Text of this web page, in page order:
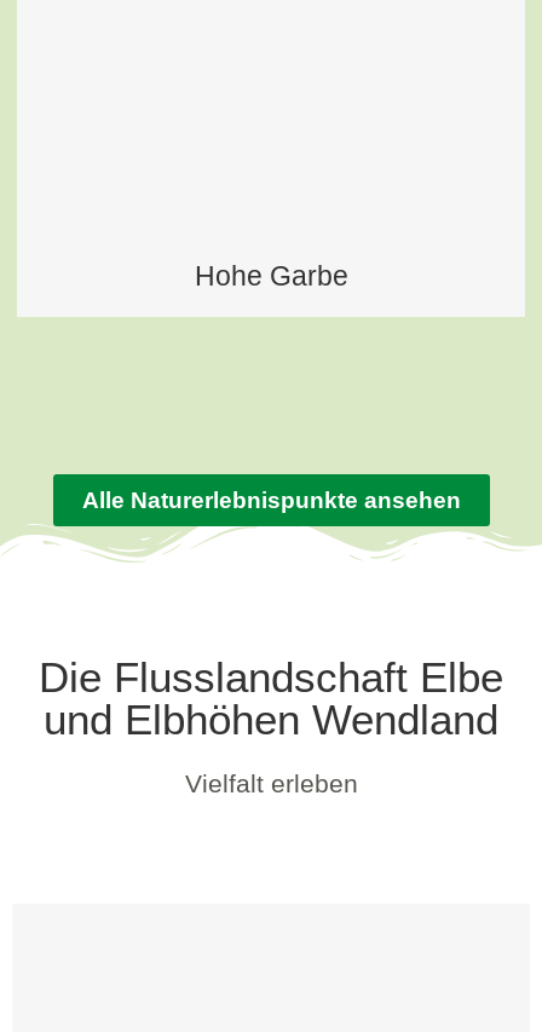
Hohe Garbe
Alle Naturerlebnispunkte ansehen
Die Flusslandschaft Elbe
und Elbhöhen Wendland
Vielfalt erleben